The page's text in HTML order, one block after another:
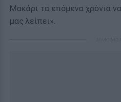
Μακάρι τα επόμενα χρόνια
μας λείπει».